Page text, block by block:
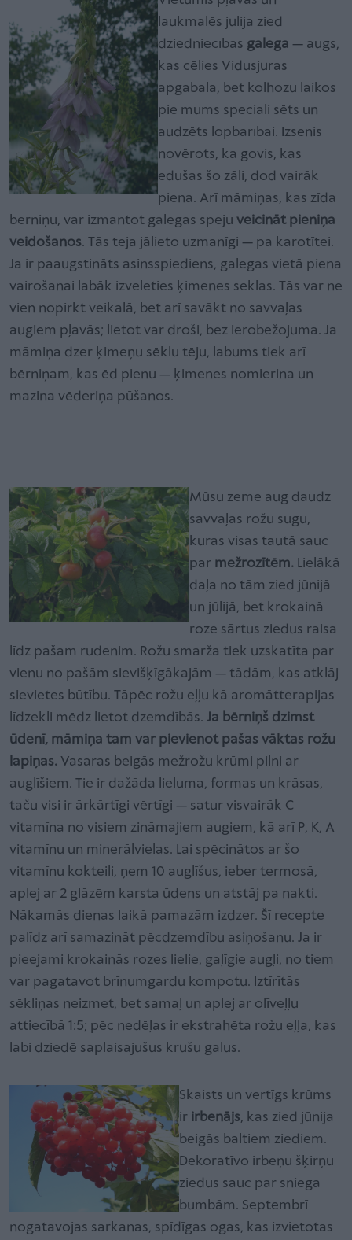
laukmalēs jūlijā zied
dziedniecības galega — augs,
kas cēlies Vidusjūras
apgabalā, bet kolhozu laikos
pie mums speciāli sēts un
audzēts lopbarībai. Izsenis
novērots, ka govis, kas
ēdušas šo zāli, dod vairāk
piena. Arī māmiņas, kas zīda
bērniņu, var izmantot galegas spēju veicināt pieniņa
veidošanos. Tās tēja jālieto uzmanīgi — pa karotītei.
Ja ir paaugstināts asinsspiediens, galegas vietā piena
vairošanai labāk izvēlēties ķimenes sēklas. Tās var ne
vien nopirkt veikalā, bet arī savākt no savvaļas
augiem pļavās; lietot var droši, bez ierobežojuma. Ja
māmiņa dzer ķimeņu sēklu tēju, labums tiek arī
bērniņam, kas ēd pienu — ķimenes nomierina un
mazina vēderiņa pūšanos.
Mūsu zemē aug daudz
savvaļas rožu sugu,
kuras visas tautā sauc
par mežrozītēm. Lielākā
daļa no tām zied jūnijā
un jūlijā, bet krokainā
roze sārtus ziedus raisa
līdz pašam rudenim. Rožu smarža tiek uzskatīta par
vienu no pašām sievišķīgākajām — tādām, kas atklāj
sievietes būtību. Tāpēc rožu eļļu kā aromātterapijas
līdzekli mēdz lietot dzemdībās. Ja bērniņš dzimst
ūdenī, māmiņa tam var pievienot pašas vāktas rožu
lapiņas. Vasaras beigās mežrožu krūmi pilni ar
auglīšiem. Tie ir dažāda lieluma, formas un krāsas,
taču visi ir ārkārtīgi vērtīgi — satur visvairāk C
vitamīna no visiem zināmajiem augiem, kā arī P, K, A
vitamīnu un minerālvielas. Lai spēcinātos ar šo
vitamīnu kokteili, ņem 10 auglīšus, ieber termosā,
aplej ar 2 glāzēm karsta ūdens un atstāj pa nakti.
Nākamās dienas laikā pamazām izdzer. Šī recepte
palīdz arī samazināt pēcdzemdību asiņošanu. Ja ir
pieejami krokainās rozes lielie, gaļīgie augļi, no tiem
var pagatavot brīnumgardu kompotu. Iztīrītās
sēkliņas neizmet, bet samaļ un aplej ar olīveļļu
attiecībā 1:5; pēc nedēļas ir ekstrahēta rožu eļļa, kas
labi dziedē saplaisājušus krūšu galus.
Skaists un vērtīgs krūms
ir irbenājs, kas zied jūnija
beigās baltiem ziediem.
Dekoratīvo irbeņu šķirņu
ziedus sauc par sniega
bumbām. Septembrī
nogatavojas sarkanas, spīdīgas ogas, kas izvietotas